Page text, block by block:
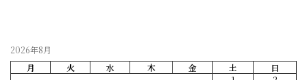
2026年8月
月
火 水 木 金 土
日